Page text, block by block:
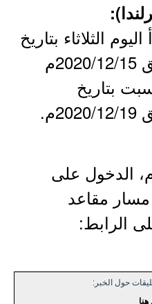
الثلاثاء بتاريخ
1442/04/30هـ الموافق 2020/12/15م
بتاريخ
الدخول على
مقاعد
الرابط:
حول الخبر: